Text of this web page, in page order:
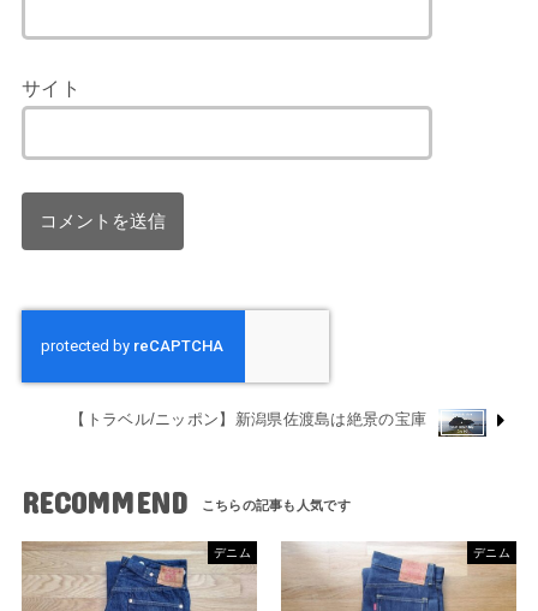
サイト
【トラベル/ニッポン】新潟県佐渡島は絶景の宝庫
RECOMMEND
デニム デニム